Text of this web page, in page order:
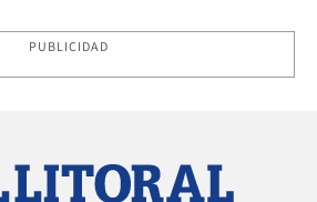
PUBLICIDAD